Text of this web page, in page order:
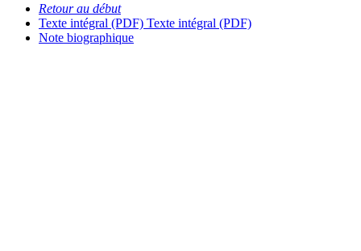
Retour au début
Texte intégral (PDF) Texte intégral (PDF)
Note biographique